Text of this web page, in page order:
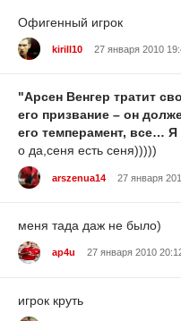
Офигенный игрок
kirill10 27 января 2010
"Арсен Венгер тратит
его призвание – он
его темперамент, все…
о да,сеня есть сеня)))))
arszenua14 27 января
меня тада даж не было)
ap4u 27 января 2010
игрок круть